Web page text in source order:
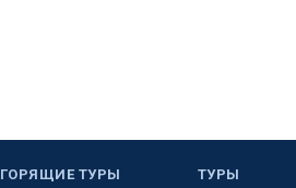
ГОРЯЩИЕ ТУРЫ
ТУРЫ